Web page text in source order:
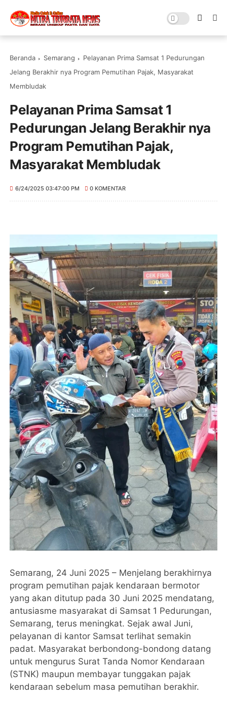
Beranda Semarang
Pelayanan Prima Samsat 1 Pedurungan
Jelang Berakhir nya Program Pemutihan Pajak, Masyarakat
Membludak
Pelayanan Prima Samsat 1
Pedurungan Jelang Berakhir nya
Program Pemutihan Pajak,
Masyarakat Membludak
6/24/2025 03:47:00 PM 0 KOMENTAR
Semarang, 24 Juni 2025 – Menjelang berakhirnya
program pemutihan pajak kendaraan bermotor
yang akan ditutup pada 30 Juni 2025 mendatang,
antusiasme masyarakat di Samsat 1 Pedurungan,
Semarang, terus meningkat. Sejak awal Juni,
pelayanan di kantor Samsat terlihat semakin
padat. Masyarakat berbondong-bondong datang
untuk mengurus Surat Tanda Nomor Kendaraan
(STNK) maupun membayar tunggakan pajak
kendaraan sebelum masa pemutihan berakhir.